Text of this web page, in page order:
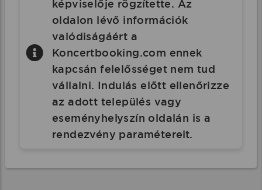
képviselője rögzítette. Az
oldalon lévő információk
valódiságáért a
Koncertbooking.com ennek
kapcsán felelősséget nem tud
vállalni. Indulás előtt ellenőrizze
az adott település vagy
eseményhelyszín oldalán is a
rendezvény paramétereit.